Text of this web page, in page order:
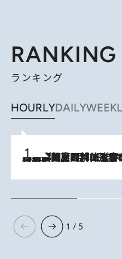
RANKING
ランキング
HOURLYDAILY
2026.8.8
「最後に見られてよかった」上野動物園の東園パンダ舎が解体前に特別公開。8月16日まで延長されたパネル展と共に辿る“半世紀”のパンダ飼育《解体工事の図面あり》
1 / 5